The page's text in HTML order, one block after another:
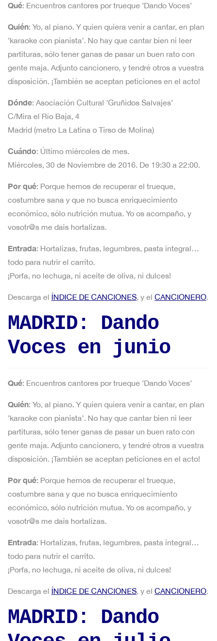
Qué: Encuentros cantores por trueque ’Dando Voces’
Quién: Yo, al piano. Y quien quiera venir a cantar, en plan
’karaoke con pianista’. No hay que cantar bien ni leer
partituras, sólo tener ganas de pasar un buen rato con
gente maja. Adjunto cancionero, y tendré otros a vuestra
disposición. ¡También se aceptan peticiones en el acto!
Dónde: Asociación Cultural ’Gruñidos Salvajes’
C/Mira el Río Baja, 4
Madrid (metro La Latina o Tirso de Molina)
Cuándo: Último miércoles de mes.
Miércoles, 30 de Noviembre de 2016. De 19:30 a 22:00.
Por qué: Porque hemos de recuperar el trueque,
costumbre sana y que no busca enriquecimiento
económico, sólo nutrición mutua. Yo os acompaño, y
vosotr@s me dais hortalizas.
Entrada: Hortalizas, frutas, legumbres, pasta integral…
todo para nutrir el carrito.
¡Porfa, no lechuga, ni aceite de oliva, ni dulces!
Descarga el ÍNDICE DE CANCIONES, y el CANCIONERO.
MADRID: Dando
Voces en junio
Qué: Encuentros cantores por trueque ’Dando Voces’
Quién: Yo, al piano. Y quien quiera venir a cantar, en plan
’karaoke con pianista’. No hay que cantar bien ni leer
partituras, sólo tener ganas de pasar un buen rato con
gente maja. Adjunto cancionero, y tendré otros a vuestra
disposición. ¡También se aceptan peticiones en el acto!
Por qué: Porque hemos de recuperar el trueque,
costumbre sana y que no busca enriquecimiento
económico, sólo nutrición mutua. Yo os acompaño, y
vosotr@s me dais hortalizas.
Entrada: Hortalizas, frutas, legumbres, pasta integral…
todo para nutrir el carrito.
¡Porfa, no lechuga, ni aceite de oliva, ni dulces!
Descarga el ÍNDICE DE CANCIONES, y el CANCIONERO.
MADRID: Dando